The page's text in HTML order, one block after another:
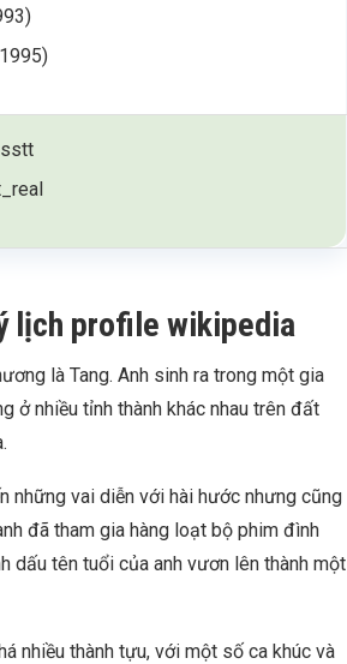
lịch profile wikipedia
là Tang. Anh sinh ra trong một gia
ở nhiều tỉnh thành khác nhau trên đất
những vai diễn với hài hước nhưng cũng
đã tham gia hàng loạt bộ phim đình
dấu tên tuổi của anh vươn lên thành một
nhiều thành tựu, với một số ca khúc và